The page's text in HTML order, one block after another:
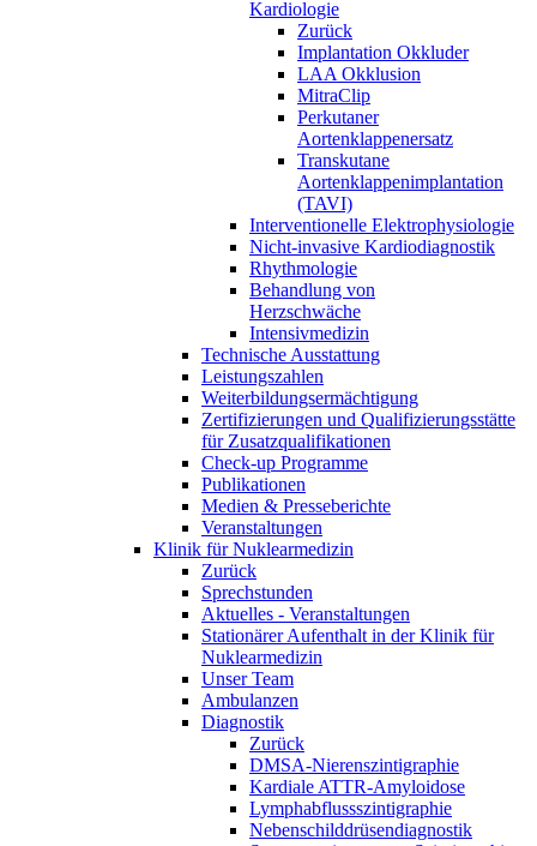
Kardiologie
Zurück
Implantation Okkluder
LAA Okklusion
MitraClip
Perkutaner
Aortenklappenersatz
Transkutane
Aortenklappenimplantation
(TAVI)
Interventionelle Elektrophysiologie
Nicht-invasive Kardiodiagnostik
Rhythmologie
Behandlung von
Herzschwäche
Intensivmedizin
Technische Ausstattung
Leistungszahlen
Weiterbildungsermächtigung
Zertifizierungen und Qualifizierungsstätte
für Zusatzqualifikationen
Check-up Programme
Publikationen
Medien & Presseberichte
Veranstaltungen
Klinik für Nuklearmedizin
Zurück
Sprechstunden
Aktuelles - Veranstaltungen
Stationärer Aufenthalt in der Klinik für
Nuklearmedizin
Unser Team
Ambulanzen
Diagnostik
Zurück
DMSA-Nierenszintigraphie
Kardiale ATTR-Amyloidose
Lymphabflussszintigraphie
Nebenschilddrüsendiagnostik